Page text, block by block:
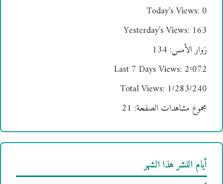
Today's Views: 0
Yesterday's Views: 163
زوار الأمس: 134
Last 7 Days Views: 2٬072
Total Views: 1٬283٬240
مجموع مشاهدات الصفحة: 21
أيام النشر هذا الشهر